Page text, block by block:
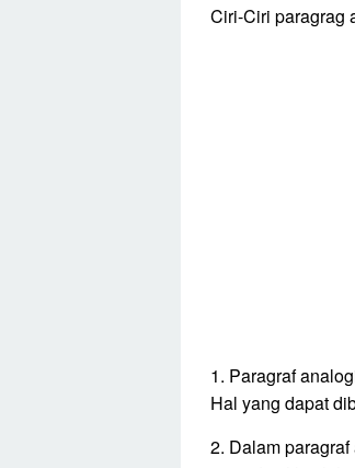
Ciri-Ciri paragrag
1. Paragraf
Hal yang dapat
2. Dalam